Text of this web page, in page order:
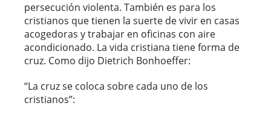
persecución violenta. También es para los
cristianos que tienen la suerte de vivir en casas
acogedoras y trabajar en oficinas con aire
acondicionado. La vida cristiana tiene forma de
cruz. Como dijo Dietrich Bonhoeffer:
“La cruz se coloca sobre cada uno de los
cristianos”: